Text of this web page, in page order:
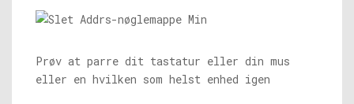
Prøv at parre dit tastatur eller din mus
eller en hvilken som helst enhed igen